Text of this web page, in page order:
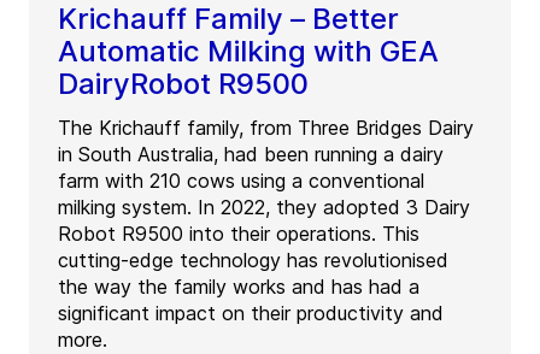
Krichauff Family – Better
Automatic Milking with GEA
DairyRobot R9500
The Krichauff family, from Three Bridges Dairy
in South Australia, had been running a dairy
farm with 210 cows using a conventional
milking system. In 2022, they adopted 3 Dairy
Robot R9500 into their operations. This
cutting-edge technology has revolutionised
the way the family works and has had a
significant impact on their productivity and
more.